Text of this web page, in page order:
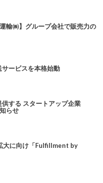
輸㈱】グループ会社で販売力の
ービスを本格始動
する スタートアップ企業
らせ
大に向け「Fulfillment by